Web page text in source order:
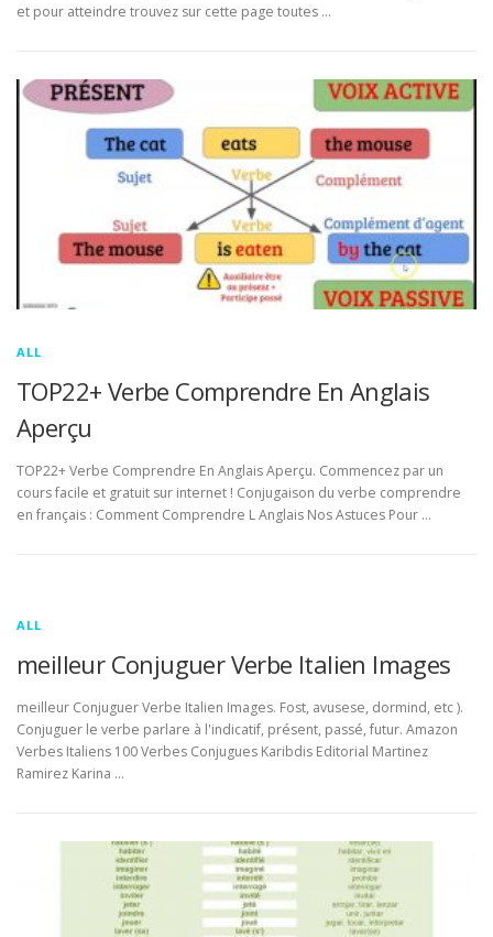
et pour atteindre trouvez sur cette page toutes …
ALL
TOP22+ Verbe Comprendre En Anglais
Aperçu
TOP22+ Verbe Comprendre En Anglais Aperçu. Commencez par un
cours facile et gratuit sur internet ! Conjugaison du verbe comprendre
en français : Comment Comprendre L Anglais Nos Astuces Pour …
ALL
meilleur Conjuguer Verbe Italien Images
meilleur Conjuguer Verbe Italien Images. Fost, avusese, dormind, etc ).
Conjuguer le verbe parlare à l'indicatif, présent, passé, futur. Amazon
Verbes Italiens 100 Verbes Conjugues Karibdis Editorial Martinez
Ramirez Karina …